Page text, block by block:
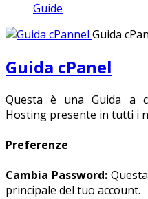
Guide
Guida
Guida cPanel
Questa è una Guida a
Hosting presente in tutti i
Preferenze
Cambia Password:
principale del tuo account.